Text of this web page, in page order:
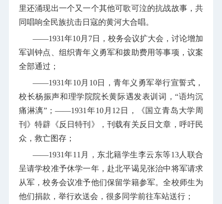
里还涌现出一个又一个其他可歌可泣的抗战故事，共
同唱响全民族抗击日寇的黄河大合唱。
——1931年10月 7日，校务会议扩大会，讨论增加
军训钟点、组织青年义勇军和拨助费用等事项，议案
全部通过；
——1931年10月 10日，青年义勇军举行宣誓式，
校长杨振声和理学院院长黄际遇发表训词，“语均沉
痛淋漓”；——1931年10月 12 日，《国立青岛大学周
刊》特辟《反日特刊》，刊载有关反日文章，呼吁民
众，救亡图存；
——1931年11月，东北籍学生李云东等13人联合
呈请学校准予休学一年，赴北平谒见张治中将军请求
从军，校务会议准予他们保留学籍参军。全校师生为
他们捐款，举行欢送会，很多同学前往车站送行；